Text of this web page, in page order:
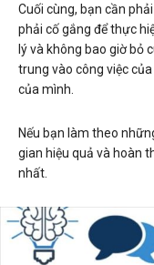
Cuối cùng, bạn cần
phải cố gắng để thực
lý và không bao giờ bỏ
trung vào công việc
của mình.
Nếu bạn làm theo
gian hiệu quả và hoàn
nhất.